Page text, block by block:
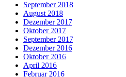
September 2018
August 2018
Dezember 2017
Oktober 2017
September 2017
Dezember 2016
Oktober 2016
April 2016
Februar 2016